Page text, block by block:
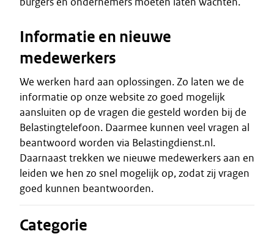
Informatie en nieuwe
medewerkers
We werken hard aan oplossingen. Zo laten we de
informatie op onze website zo goed mogelijk
aansluiten op de vragen die gesteld worden bij de
Belastingtelefoon. Daarmee kunnen veel vragen al
beantwoord worden via Belastingdienst.nl.
Daarnaast trekken we nieuwe medewerkers aan en
leiden we hen zo snel mogelijk op, zodat zij vragen
goed kunnen beantwoorden.
Categorie